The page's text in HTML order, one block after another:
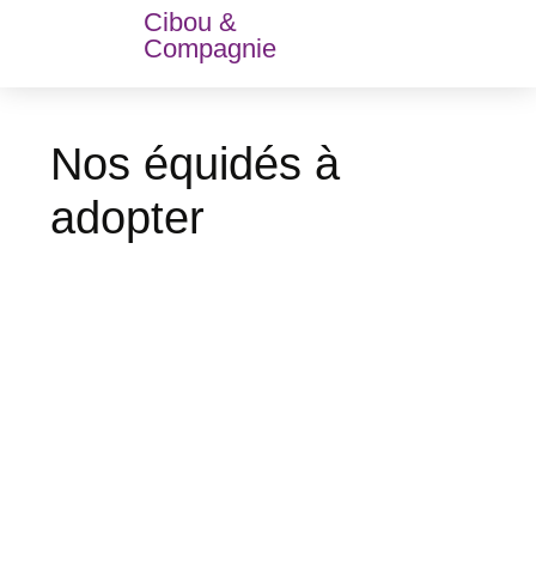
Cibou &
Compagnie
Nos équidés à
adopter